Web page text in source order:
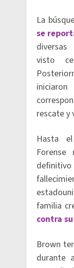
La
se
diversas
visto
rescate y
Hasta
familia
contra
Brown
durante